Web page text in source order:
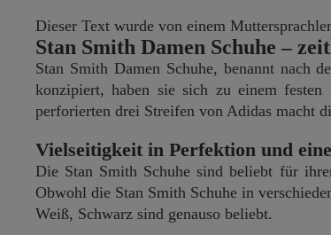
Dieser Text wurde von einem
Stan Smith Damen Schuhe –
Stan Smith Damen Schuhe, benannt nach
konzipiert, haben sie sich zu einem
perforierten drei Streifen von Adidas macht
Vielseitigkeit in Perfektion und
Die Stan Smith Schuhe sind beliebt für
Obwohl die Stan Smith Schuhe in
Weiß, Schwarz sind genauso beliebt.